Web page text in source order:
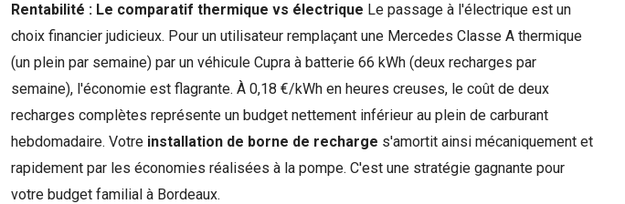
Rentabilité : Le comparatif thermique vs électrique Le passage à l'électrique est un
choix financier judicieux. Pour un utilisateur remplaçant une Mercedes Classe A thermique
(un plein par semaine) par un véhicule Cupra à batterie 66 kWh (deux recharges par
semaine), l'économie est flagrante. À 0,18 €/kWh en heures creuses, le coût de deux
recharges complètes représente un budget nettement inférieur au plein de carburant
hebdomadaire. Votre installation de borne de recharge s'amortit ainsi mécaniquement et
rapidement par les économies réalisées à la pompe. C'est une stratégie gagnante pour
votre budget familial à Bordeaux.